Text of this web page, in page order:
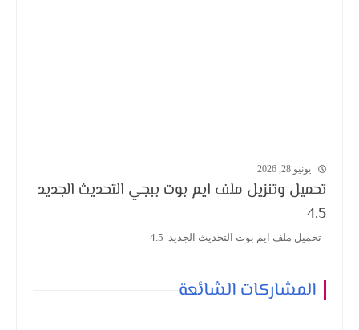
يونيو 28, 2026
تحميل وتنزيل ملف ايم بوت ببجي التحديث الجديد
4.5
تحميل ملف ايم بوت التحديث الجديد 4.5
المشاركات الشائعة